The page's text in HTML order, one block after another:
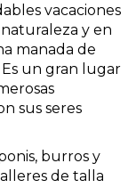
vacaciones
y en
manada de
un gran lugar
sus seres
burros y
de talla